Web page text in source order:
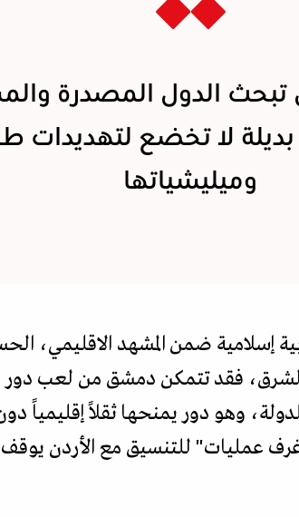
الدول المصدرة
لا تخضع لتهديدات
وميليشياتها
إسلامية ضمن المشهد الاقليمي،
فقد تتمكن دمشق من لعب دور
وهو دور يمنحها ثقلاً إقليمياً
عمليات" للتنسيق مع الأردن يوقف